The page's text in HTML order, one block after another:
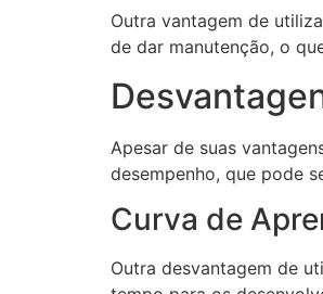
Outra vantagem de
de dar manutenção, o
Apesar de suas
desempenho, que pode
Curva de
Outra desvantagem de